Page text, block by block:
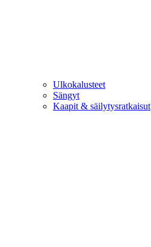
Ulkokalusteet
Sängyt
Kaapit & säilytysratkaisut